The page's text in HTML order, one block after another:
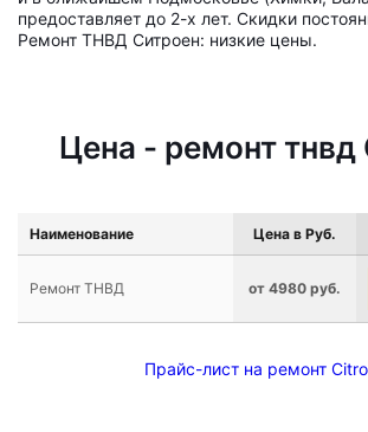
предоставляет до 2-х лет. Скидки
Ремонт ТНВД Ситроен: низкие цены.
Цена - ремонт тнвд
Наименование Цена в Руб.
Ремонт ТНВД от 4980 руб.
Прайс-лист на ремонт